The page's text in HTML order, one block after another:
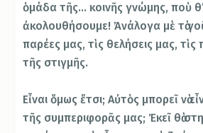
ὁμάδα τῆς… κοινῆς γνώμης, ποὺ θ’
ἀκολουθήσουμε! Ἀνάλογα μὲ τὰ
παρέες μας, τὶς θελήσεις μας, τὶς
τῆς στιγμῆς.
Εἶναι ὅμως ἔτσι; Αὐτὸς μπορεῖ νὰ
τῆς συμπεριφορᾶς μας; Ἐκεῖ θὰ